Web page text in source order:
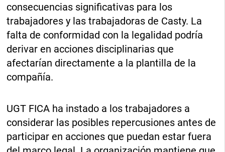
consecuencias significativas para los
trabajadores y las trabajadoras de Casty. La
falta de conformidad con la legalidad podría
derivar en acciones disciplinarias que
afectarían directamente a la plantilla de la
compañía.
UGT FICA ha instado a los trabajadores a
considerar las posibles repercusiones antes de
participar en acciones que puedan estar fuera